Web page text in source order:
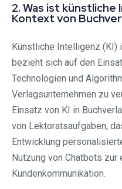
2. Was ist künstliche
Kontext von
Künstliche Intelligenz (KI)
bezieht sich auf den
Technologien und
Verlagsunternehmen zu
Einsatz von KI in
von Lektoratsaufgaben,
Entwicklung
Nutzung von Chatbots zur
Kundenkommunikation.